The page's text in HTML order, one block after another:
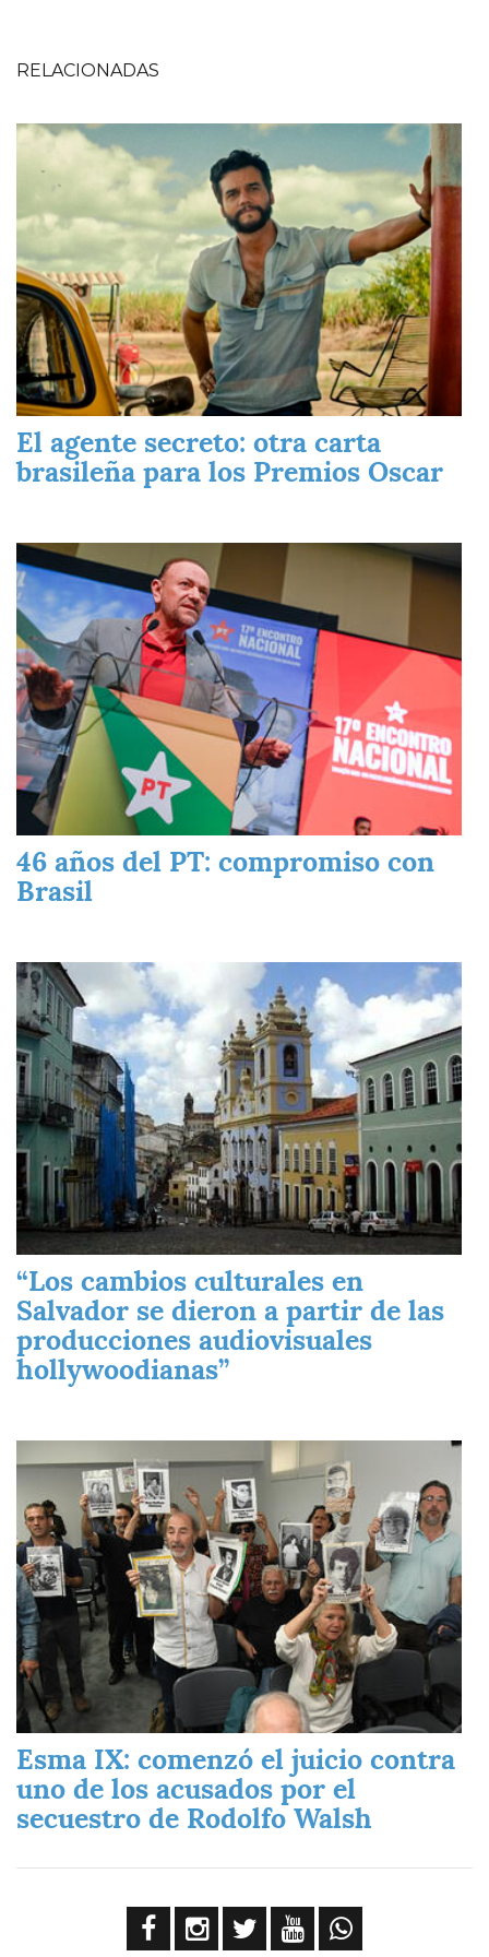
RELACIONADAS
Imagen
El agente secreto: otra carta
brasileña para los Premios Oscar
Imagen
46 años del PT: compromiso con
Brasil
Imagen
“Los cambios culturales en
Salvador se dieron a partir de las
producciones audiovisuales
hollywoodianas”
Esma IX: comenzó el juicio contra
uno de los acusados por el
secuestro de Rodolfo Walsh